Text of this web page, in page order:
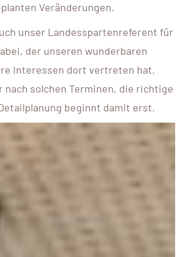
Veränderungen.
unser Landesspartenreferent für
der unseren wunderbaren
Interessen dort vertreten hat.
nach solchen Terminen, die richtige
beginnt damit erst.